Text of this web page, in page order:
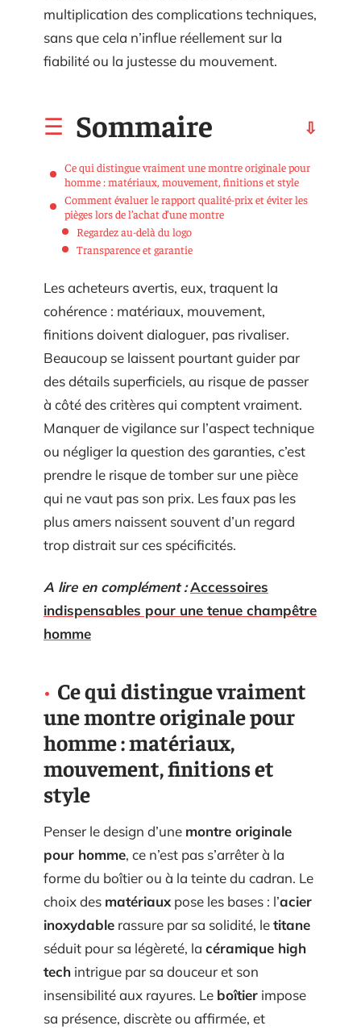
multiplication des complications techniques,
sans que cela n’influe réellement sur la
fiabilité ou la justesse du mouvement.
Sommaire
Ce qui distingue vraiment une montre originale pour
homme : matériaux, mouvement, finitions et style
Comment évaluer le rapport qualité-prix et éviter les
pièges lors de l’achat d’une montre
Regardez au-delà du logo
Transparence et garantie
Les acheteurs avertis, eux, traquent la
cohérence : matériaux, mouvement,
finitions doivent dialoguer, pas rivaliser.
Beaucoup se laissent pourtant guider par
des détails superficiels, au risque de passer
à côté des critères qui comptent vraiment.
Manquer de vigilance sur l’aspect technique
ou négliger la question des garanties, c’est
prendre le risque de tomber sur une pièce
qui ne vaut pas son prix. Les faux pas les
plus amers naissent souvent d’un regard
trop distrait sur ces spécificités.
A lire en complément :Accessoires
indispensables pour une tenue champêtre
homme
Ce qui distingue vraiment
une montre originale pour
homme : matériaux,
mouvement, finitions et
style
Penser le design d’une montre originale
pour homme, ce n’est pas s’arrêter à la
forme du boîtier ou à la teinte du cadran. Le
choix des matériaux pose les bases : l’acier
inoxydable rassure par sa solidité, letitane
séduit pour sa légèreté, la céramique high
tech intrigue par sa douceur et son
insensibilité aux rayures. Le boîtier impose
sa présence, discrète ou affirmée, et